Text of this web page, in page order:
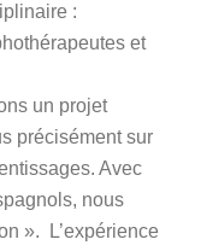
:
et
un projet
précisément sur
Avec
nous
».
L’expérience